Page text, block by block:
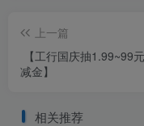
上一篇
【工行国庆抽1.99~99
减金】
相关推荐